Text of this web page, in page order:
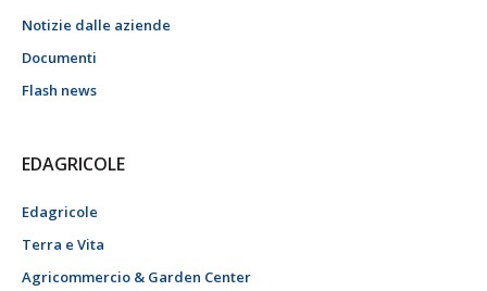
Notizie dalle aziende
Documenti
Flash news
EDAGRICOLE
Edagricole
Terra e Vita
Agricommercio & Garden Center